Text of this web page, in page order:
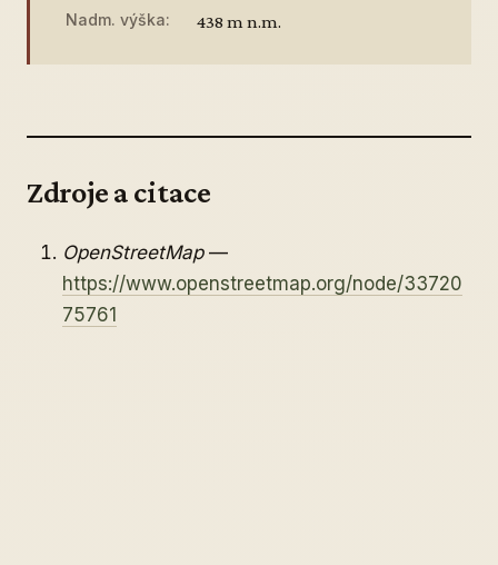
Nadm. výška: 438 m n.m.
Zdroje a citace
OpenStreetMap—
https://www.openstreetmap.org/node/33720
75761